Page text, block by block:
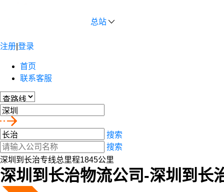
总站
注册 登录
首页
联系客服
搜索
搜索
深圳到长治专线总里程1845公里
深圳到长治物流公司-深圳到长